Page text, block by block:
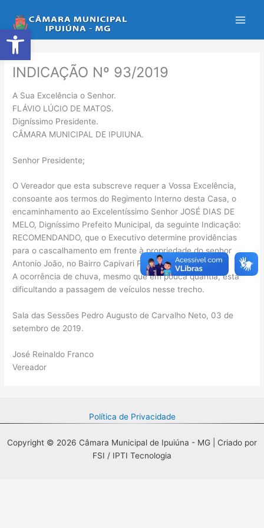
Abrir a barra de ferramentas
para
o
conteúdo
INDICAÇÃO Nº 93/2019
A Sua Excelência o Senhor.
FLÁVIO LÚCIO DE MATOS.
Digníssimo Presidente.
CÂMARA MUNICIPAL DE IPUIUNA.
Senhor Presidente;
O Vereador que esta subscreve requer a Vossa Excelência,
consoante aos termos do Regimento Interno desta Casa, o
encaminhamento ao Excelentíssimo Senhor JOSÉ DIAS DE
MELO, Digníssimo Prefeito Municipal, da seguinte Indicação:
RECOMENDANDO, que o Executivo determine providências
para o cascalhamento em frente à propriedade do senhor
Antonio João, no Bairro Capivari Pequeno.
A ocorrência de chuva, mesmo que em pouca quantia, está
dificultando a passagem de veículos nesse trecho.
Sala das Sessões Pedro Augusto de Carvalho Neto, 03 de
setembro de 2019.
José Reinaldo Franco
Vereador
Política de Privacidade
Copyright © 2026 Câmara Municipal de Ipuiúna - MG | Criado por
FSI / IPTI Tecnologia